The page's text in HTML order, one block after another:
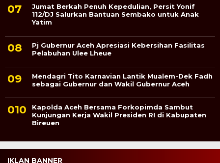
Jumat Berkah Penuh Kepedulian, Persit Yonif
112/DJ Salurkan Bantuan Sembako untuk Anak
Yatim
Pj Gubernur Aceh Apresiasi Kebersihan Fasilitas
Pelabuhan Ulee Lheue
Mendagri Tito Karnavian Lantik Mualem-Dek Fadh
sebagai Gubernur dan Wakil Gubernur Aceh
Kapolda Aceh Bersama Forkopimda Sambut
Kunjungan Kerja Wakil Presiden RI di Kabupaten
Bireuen
IKLAN BANNER